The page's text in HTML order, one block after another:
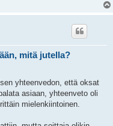
mitä jutella?
yhteenvedon, että oksat
asiaan, yhteenveto oli
mielenkiintoinen.